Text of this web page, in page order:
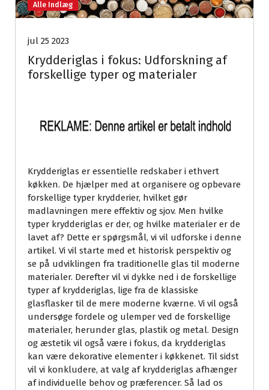
Alle Indlæg
jul 25 2023
Krydderiglas i fokus: Udforskning af
forskellige typer og materialer
Krydderiglas er essentielle redskaber i ethvert
køkken. De hjælper med at organisere og opbevare
forskellige typer krydderier, hvilket gør
madlavningen mere effektiv og sjov. Men hvilke
typer krydderiglas er der, og hvilke materialer er de
lavet af? Dette er spørgsmål, vi vil udforske i denne
artikel. Vi vil starte med et historisk perspektiv og
se på udviklingen fra traditionelle glas til moderne
materialer. Derefter vil vi dykke ned i de forskellige
typer af krydderiglas, lige fra de klassiske
glasflasker til de mere moderne kværne. Vi vil også
undersøge fordele og ulemper ved de forskellige
materialer, herunder glas, plastik og metal. Design
og æstetik vil også være i fokus, da krydderiglas
kan være dekorative elementer i køkkenet. Til sidst
vil vi konkludere, at valg af krydderiglas afhænger
af individuelle behov og præferencer. Så lad os